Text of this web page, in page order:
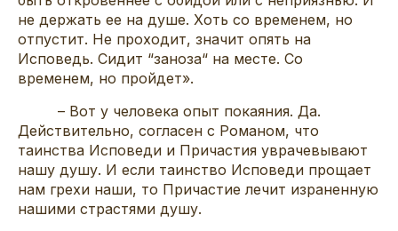
не держать ее на душе. Хоть со временем, но
отпустит. Не проходит, значит опять на
Исповедь. Сидит “заноза“ на месте. Со
временем, но пройдет».
– Вот у человека опыт покаяния. Да.
Действительно, согласен с Романом, что
таинства Исповеди и Причастия уврачевывают
нашу душу. И если таинство Исповеди прощает
нам грехи наши, то Причастие лечит израненную
нашими страстями душу.